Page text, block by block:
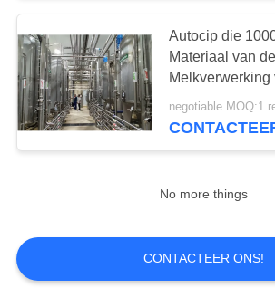
Autocip die
Materiaal van
Melkverwerking
schoonmaakt
negotiable MOQ:1
No more things
CONTACTEER ONS!